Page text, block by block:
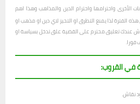
الأخرى واحترامها واحترام الدين والمذاهب وهذا اهم
الفترة لذا يمنع التطرق او التحيز لاي دين او مذهب او
عندك تعليق محترم على القضية علق تدخل بسياسة او
في القروب:
نقاش.